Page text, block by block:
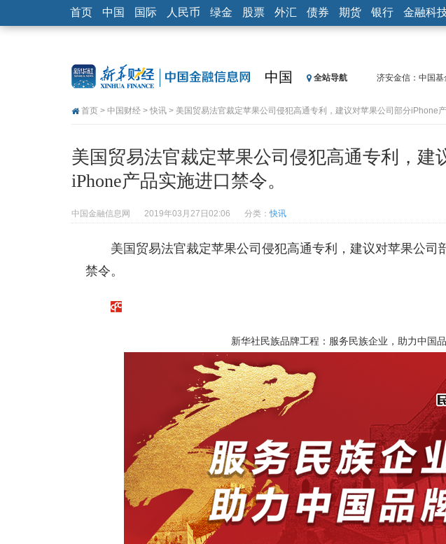
首页 中国 国际 人民币 绿金 股票 外汇 债券 期货 银行 金融科
中国 全站导航
济安金信：中国基
记者手记：疫情下
济安金信：中国基
【新华财经调查
沥青期货连续两
恒生聚源：北斗
首页 > 中国财经 > 快讯 > 美国贸易法官裁定苹果公司侵犯高通专利，建议对苹果公司部分iPhone产
美国贸易法官裁定苹果公司侵犯高通专利，建
iPhone产品实施进口禁令。
中国金融信息网 2019年03月27日02:06 分类：快讯
美国贸易法官裁定苹果公司侵犯高通专利，建议对苹果公司
禁令。
新华社民族品牌工程：服务民族企业，助力中国